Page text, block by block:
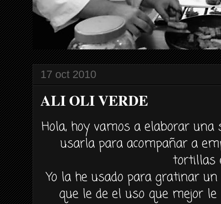
17 oct 2010
ALI OLI VERDE
Hola, hoy vamos a elaborar
usarla para acompañar a
tortillas
Yo la he usado para gratinar un
que le de el uso que mejor